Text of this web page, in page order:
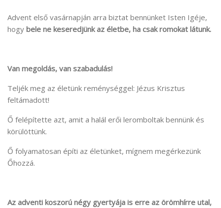
Advent első vasárnapján arra biztat bennünket Isten Igéje,
hogy bele ne keseredjünk az életbe, ha csak romokat látunk.
Van megoldás, van szabadulás!
Teljék meg az életünk reménységgel: Jézus Krisztus
feltámadott!
Ő felépítette azt, amit a halál erői leromboltak bennünk és
körülöttünk.
Ő folyamatosan építi az életünket, mígnem megérkezünk
Őhozzá.
Az adventi koszorú négy gyertyája is erre az örömhírre utal,